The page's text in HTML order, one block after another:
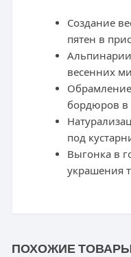
Создание
пятен в
весенних
бордюров в
под
Выгонка в
украшения
ПОХОЖИЕ